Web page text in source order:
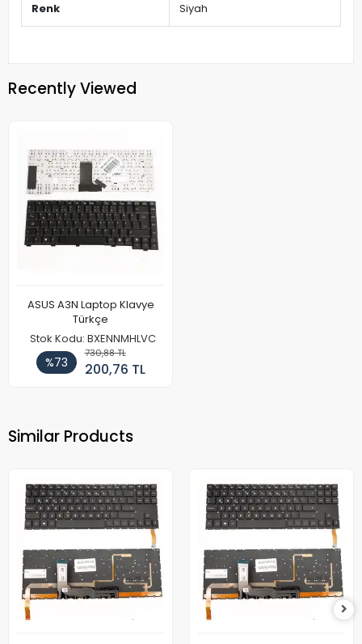
Renk Siyah
Recently Viewed
ASUS A3N Laptop Klavye
Türkçe
Stok Kodu: BXENNMHLVC
%73
730,88 TL
200,76 TL
Similar Products